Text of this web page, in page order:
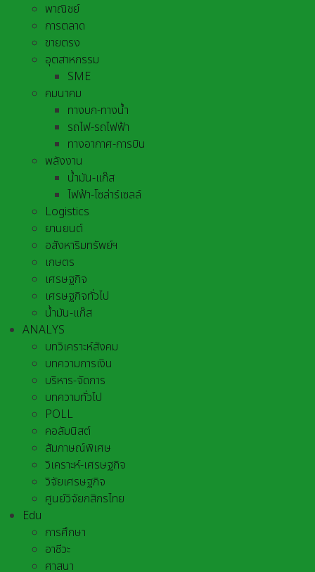
พาณิชย์
การตลาด
ขายตรง
อุตสาหกรรม
SME
คมนาคม
ทางบก-ทางน้ำ
รถไฟ-รถไฟฟ้า
ทางอากาศ-การบิน
พลังงาน
น้ำมัน-แก๊ส
ไฟฟ้า-โซล่าร์เซลล์
Logistics
ยานยนต์
อสังหาริมทรัพย์ฯ
เกษตร
เศรษฐกิจ
เศรษฐกิจทั่วไป
น้ำมัน-แก๊ส
ANALYS
บทวิเคราะห์สังคม
บทความการเงิน
บริหาร-จัดการ
บทความทั่วไป
POLL
คอลัมนิสต์
สัมภาษณ์พิเศษ
วิเคราะห์-เศรษฐกิจ
วิจัยเศรษฐกิจ
ศูนย์วิจัยกสิกรไทย
Edu
การศึกษา
อาชีวะ
ศาสนา